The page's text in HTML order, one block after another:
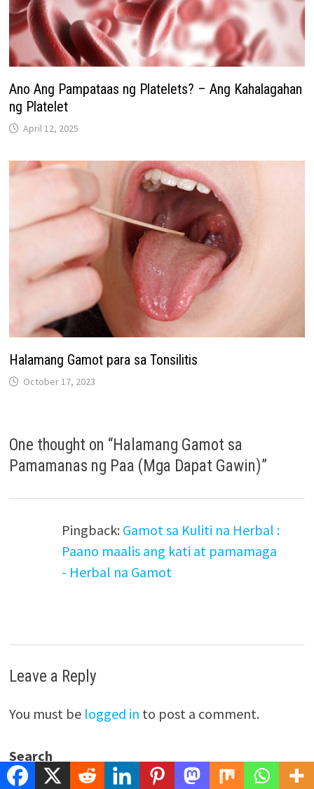
Ano Ang Pampataas ng Platelets? – Ang Kahalagahan
ng Platelet
April 12, 2025
Halamang Gamot para sa Tonsilitis
October 17, 2023
One thought on “Halamang Gamot sa
Pamamanas ng Paa (Mga Dapat Gawin)”
Pingback: Gamot sa Kuliti na Herbal :
Paano maalis ang kati at pamamaga
- Herbal na Gamot
Leave a Reply
You must be logged in to post a comment.
Search
SEARCH